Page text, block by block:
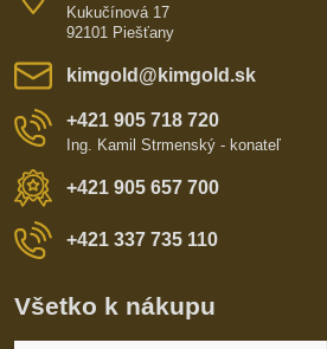
Kukučínová 17
92101 Piešťany
kimgold​@kimgold​.sk
+421 905 718 720
Ing. Kamil Strmenský - konateľ
+421 905 657 700
+421 337 735 110
Všetko k nákupu